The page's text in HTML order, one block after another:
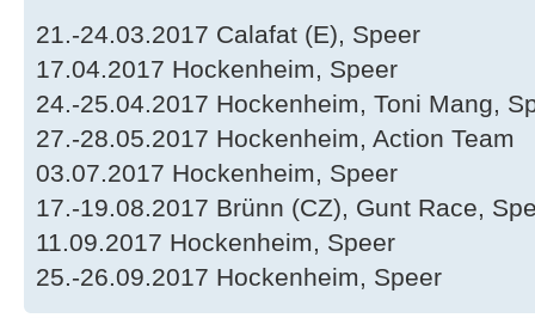
21.-24.03.2017 Calafat (E), Speer
17.04.2017 Hockenheim, Speer
24.-25.04.2017 Hockenheim, Toni Mang,
27.-28.05.2017 Hockenheim, Action Team
03.07.2017 Hockenheim, Speer
17.-19.08.2017 Brünn (CZ), Gunt Race,
11.09.2017 Hockenheim, Speer
25.-26.09.2017 Hockenheim, Speer